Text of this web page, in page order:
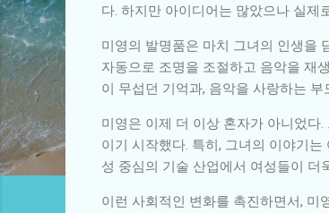
다. 하지만 아이디어는 많았으나 실제
미영의 발명품은 마치 그녀의 인생을
자동으로 조명을 조절하고 음악을 재
이 무섭던 기억과, 음악을 사랑하는
미영은 이제 더 이상 혼자가 아니었다
이기 시작했다. 특히, 그녀의 이야기
성 중심의 기술 산업에서 여성들이 더
이런 사회적인 변화를 촉진하면서, 미